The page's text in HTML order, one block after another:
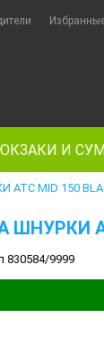
И
ATC MID 150
ШНУРКИ
830584/9999